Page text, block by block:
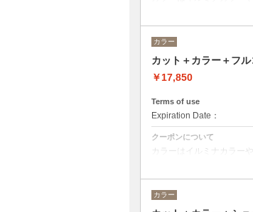
デザインによってベスト
※ロング料金有りプラス
トリートメントの種類に
クイックトリートメント
髪質別集中トリートメン
カラー
カット＋カラー＋フ
￥17,850
Terms of use
Expiration Date：
クーポンについて
カラーはイルミナカラー
デザインによってご相談
※フルカラーの場合プラ
※ロング料金有りプラス
カラー